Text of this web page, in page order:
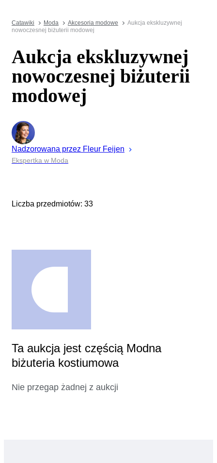
Catawiki Moda Akcesoria modowe
Aukcja ekskluzywnej
nowoczesnej biżuterii modowej
Aukcja ekskluzywnej
nowoczesnej biżuterii
modowej
Nadzorowana przez Fleur Feijen
Ekspertka w Moda
Liczba przedmiotów: 33
Ta aukcja jest częścią Modna
biżuteria kostiumowa
Nie przegap żadnej z aukcji